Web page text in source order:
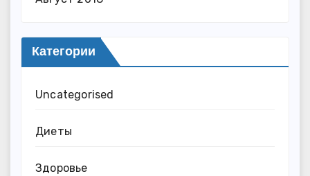
Категории
Uncategorised
Диеты
Здоровье